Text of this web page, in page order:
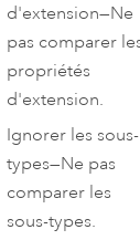
d'extension—Ne
pas comparer
propriétés
d'extension.
Ignorer les sous-
types—Ne pas
comparer les
sous-types.